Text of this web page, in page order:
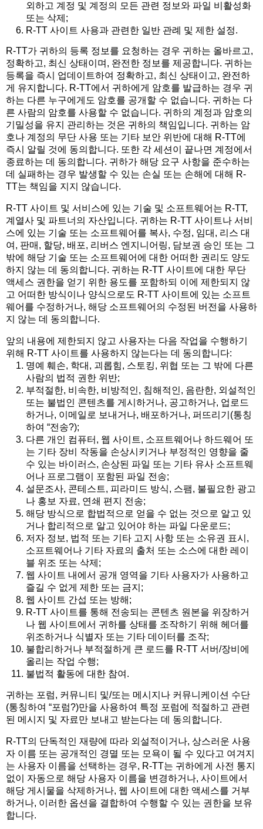
외하고 계정 및 계정의 모든 관련 정보와 파일 비활성화
또는 삭제;
R-TT 사이트 사용과 관련한 일반 관례 및 제한 설정.
R-TT가 귀하의 등록 정보를 요청하는 경우 귀하는 올바르고,
정확하고, 최신 상태이며, 완전한 정보를 제공합니다. 귀하는
등록을 즉시 업데이트하여 정확하고, 최신 상태이고, 완전하
게 유지합니다. R-TT에서 귀하에게 암호를 발급하는 경우 귀
하는 다른 누구에게도 암호를 공개할 수 없습니다. 귀하는 다
른 사람의 암호를 사용할 수 없습니다. 귀하의 계정과 암호의
기밀성을 유지 관리하는 것은 귀하의 책임입니다. 귀하는 암
호나 계정의 무단 사용 또는 기타 보안 위반에 대해 R-TT에
즉시 알릴 것에 동의합니다. 또한 각 세션이 끝나면 계정에서
종료하는 데 동의합니다. 귀하가 해당 요구 사항을 준수하는
데 실패하는 경우 발생할 수 있는 손실 또는 손해에 대해 R-
TT는 책임을 지지 않습니다.
R-TT 사이트 및 서비스에 있는 기술 및 소프트웨어는 R-TT,
계열사 및 파트너의 자산입니다. 귀하는 R-TT 사이트나 서비
스에 있는 기술 또는 소프트웨어를 복사, 수정, 임대, 리스 대
여, 판매, 할당, 배포, 리버스 엔지니어링, 담보권 승인 또는 그
밖에 해당 기술 또는 소프트웨어에 대한 어떠한 권리도 양도
하지 않는 데 동의합니다. 귀하는 R-TT 사이트에 대한 무단
액세스 권한을 얻기 위한 용도를 포함하되 이에 제한되지 않
고 어떠한 방식이나 양식으로도 R-TT 사이트에 있는 소프트
웨어를 수정하거나, 해당 소프트웨어의 수정된 버전을 사용하
지 않는 데 동의합니다.
앞의 내용에 제한되지 않고 사용자는 다음 작업을 수행하기
위해 R-TT 사이트를 사용하지 않는다는 데 동의합니다:
명예 훼손, 학대, 괴롭힘, 스토킹, 위협 또는 그 밖에 다른
사람의 법적 권한 위반;
부적절한, 비속한, 비방적인, 침해적인, 음란한, 외설적인
또는 불법인 콘텐츠를 게시하거나, 공고하거나, 업로드
하거나, 이메일로 보내거나, 배포하거나, 퍼뜨리기(통칭
하여 “전송?);
다른 개인 컴퓨터, 웹 사이트, 소프트웨어나 하드웨어 또
는 기타 장비 작동을 손상시키거나 부정적인 영향을 줄
수 있는 바이러스, 손상된 파일 또는 기타 유사 소프트웨
어나 프로그램이 포함된 파일 전송;
설문조사, 콘테스트, 피라미드 방식, 스팸, 불필요한 광고
나 홍보 자료, 연쇄 편지 전송;
해당 방식으로 합법적으로 얻을 수 없는 것으로 알고 있
거나 합리적으로 알고 있어야 하는 파일 다운로드;
저자 정보, 법적 또는 기타 고지 사항 또는 소유권 표시,
소프트웨어나 기타 자료의 출처 또는 소스에 대한 레이
블 위조 또는 삭제;
웹 사이트 내에서 공개 영역을 기타 사용자가 사용하고
즐길 수 없게 제한 또는 금지;
웹 사이트 간섭 또는 방해;
R-TT 사이트를 통해 전송되는 콘텐츠 원본을 위장하거
나 웹 사이트에서 귀하를 상태를 조작하기 위해 헤더를
위조하거나 식별자 또는 기타 데이터를 조작;
불합리하거나 부적절하게 큰 로드를 R-TT 서버/장비에
올리는 작업 수행;
불법적 활동에 대한 참여.
귀하는 포럼, 커뮤니티 및/또는 메시지나 커뮤니케이션 수단
(통칭하여 “포럼?)만을 사용하여 특정 포럼에 적절하고 관련
된 메시지 및 자료만 보내고 받는다는 데 동의합니다.
R-TT의 단독적인 재량에 따라 외설적이거나, 상스러운 사용
자 이름 또는 공개적인 경멸 또는 모욕이 될 수 있다고 여겨지
는 사용자 이름을 선택하는 경우, R-TT는 귀하에게 사전 통지
없이 자동으로 해당 사용자 이름을 변경하거나, 사이트에서
해당 게시물을 삭제하거나, 웹 사이트에 대한 액세스를 거부
하거나, 이러한 옵션을 결합하여 수행할 수 있는 권한을 보유
합니다.